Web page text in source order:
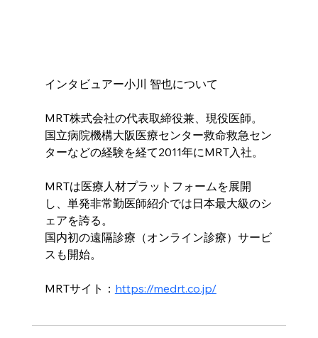
インタビュアー小川 智也について
MRT株式会社の代表取締役兼、現役医師。
国立病院機構大阪医療センター救命救急セン
ターなどの経験を経て2011年にMRT入社。
MRTは医療人材プラットフォームを展開
し、単発非常勤医師紹介では日本最大級のシ
ェアを誇る。
国内初の遠隔診療（オンライン診療）サービ
スも開始。
MRTサイト： https://medrt.co.jp/